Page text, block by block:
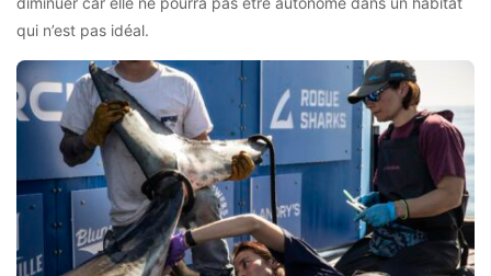
qui n’est pas idéal.